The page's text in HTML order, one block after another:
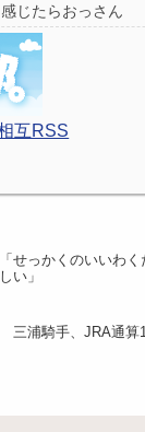
じたらおっさん
互RSS
せっかくのいいわく
い」
三浦騎手、JRA通算